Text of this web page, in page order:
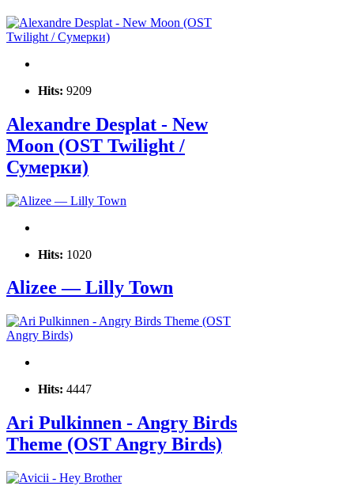
Hits: 9209
Alexandre Desplat - New
Moon (OST Twilight /
Сумерки)
Hits: 1020
Alizee — Lilly Town
Hits: 4447
Ari Pulkinnen - Angry Birds
Theme (OST Angry Birds)